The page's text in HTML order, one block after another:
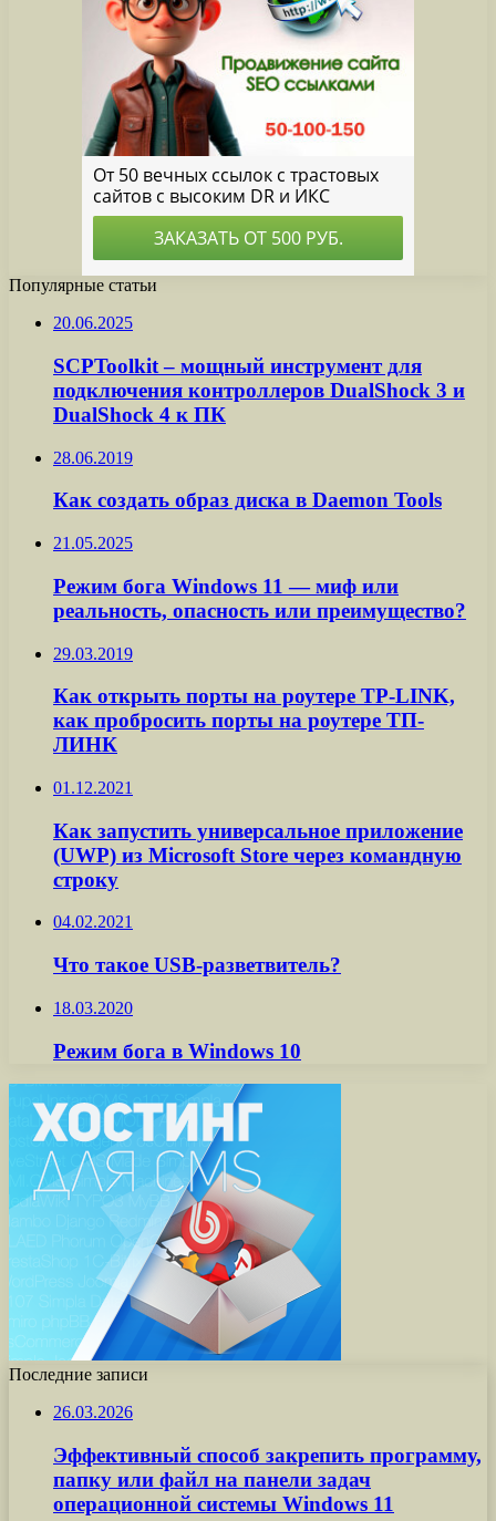
Популярные статьи
20.06.2025
SCPToolkit – мощный инструмент для
подключения контроллеров DualShock 3 и
DualShock 4 к ПК
28.06.2019
Как создать образ диска в Daemon Tools
21.05.2025
Режим бога Windows 11 — миф или
реальность, опасность или преимущество?
29.03.2019
Как открыть порты на роутере TP-LINK,
как пробросить порты на роутере ТП-
ЛИНК
01.12.2021
Как запустить универсальное приложение
(UWP) из Microsoft Store через командную
строку
04.02.2021
Что такое USB-разветвитель?
18.03.2020
Режим бога в Windows 10
Последние записи
26.03.2026
Эффективный способ закрепить программу,
папку или файл на панели задач
операционной системы Windows 11